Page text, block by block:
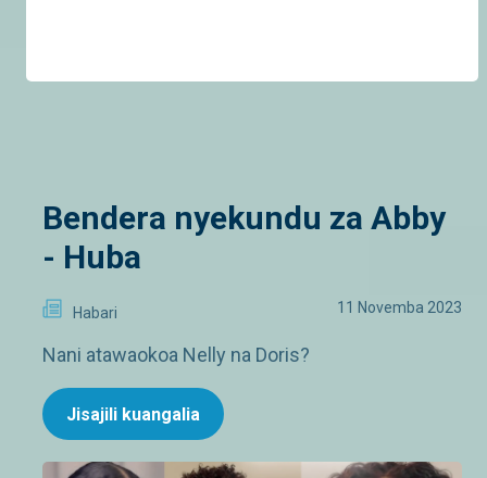
Bendera nyekundu za Abby
- Huba
Habari 11 Novemba 2023
Nani atawaokoa Nelly na Doris?
Jisajili kuangalia